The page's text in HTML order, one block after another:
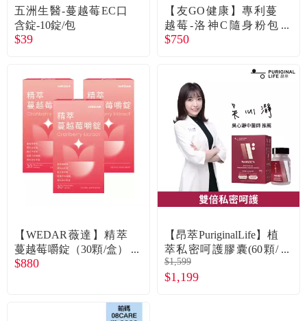
五洲生醫-蔓越莓EC口
含錠-10錠/包
$39
【友GO健康】專利蔓
越莓-洛神C隨身粉包
（30包/盒）廠商直送
$750
【WEDAR薇達】精萃
蔓越莓嚼錠（30顆/盒）
X3 廠商直送
$880
【昂萃PuriginalLife】植
萃私密呵護膠囊(60顆/
瓶)
$1,599
$1,199